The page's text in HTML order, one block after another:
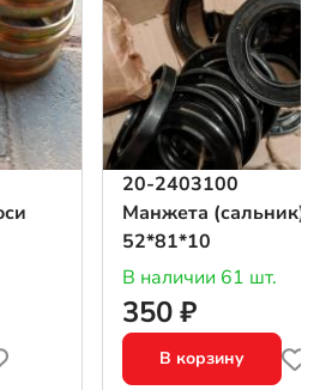
20-2403100
Манжета (сальник)
52*81*10
В наличии 61 шт.
350 ₽
В корзину